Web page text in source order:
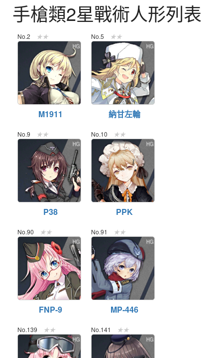
手槍類2星戰術人形列表
No.2 ★★
HG
M1911
No.5 ★★
HG
納甘左輪
No.9 ★★
HG
P38
No.10 ★★
HG
PPK
No.90 ★★
HG
FNP-9
No.91 ★★
HG
MP-446
No.139 ★★
HG
No.141 ★★
HG